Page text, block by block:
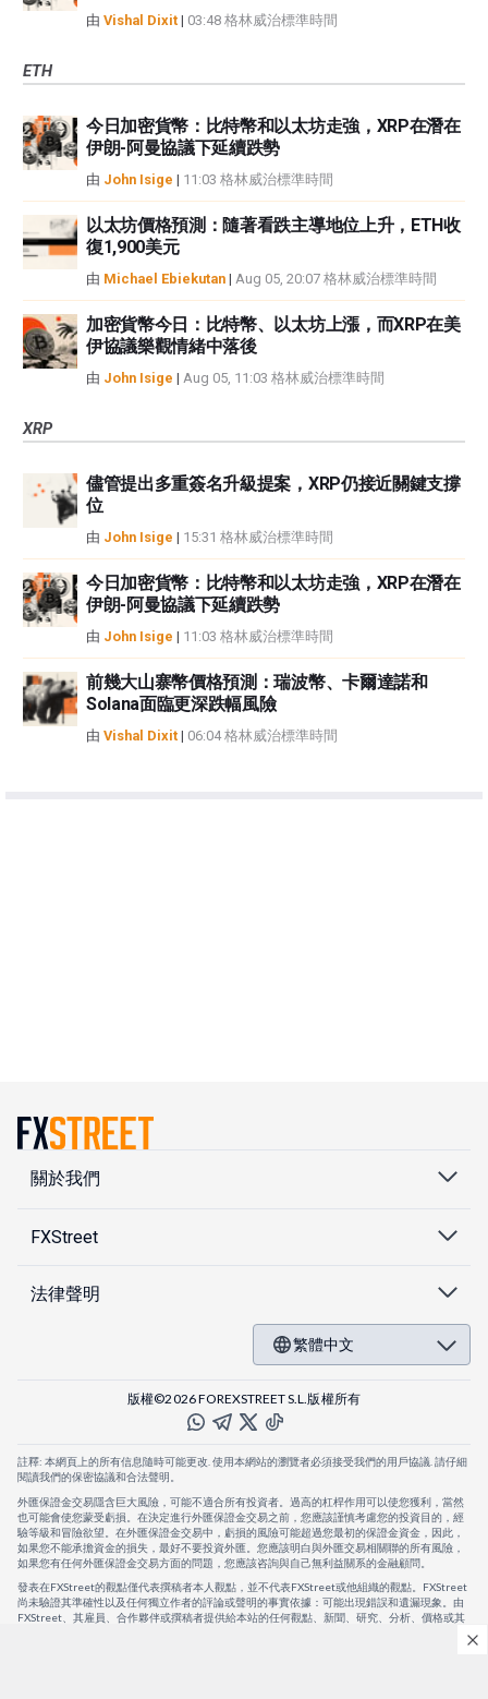
由 Vishal Dixit | 03:48 格林威治標準時間
ETH
今日加密貨幣：比特幣和以太坊走強，XRP在潛在
伊朗-阿曼協議下延續跌勢
由 John Isige | 11:03 格林威治標準時間
以太坊價格預測：隨著看跌主導地位上升，ETH收
復1,900美元
由 Michael Ebiekutan | Aug 05, 20:07 格林威治標準時間
加密貨幣今日：比特幣、以太坊上漲，而XRP在美
伊協議樂觀情緒中落後
由 John Isige | Aug 05, 11:03 格林威治標準時間
XRP
儘管提出多重簽名升級提案，XRP仍接近關鍵支撐
位
由 John Isige | 15:31 格林威治標準時間
今日加密貨幣：比特幣和以太坊走強，XRP在潛在
伊朗-阿曼協議下延續跌勢
由 John Isige | 11:03 格林威治標準時間
前幾大山寨幣價格預測：瑞波幣、卡爾達諾和
Solana面臨更深跌幅風險
由 Vishal Dixit | 06:04 格林威治標準時間
關於我們
FXStreet
法律聲明
繁體中文
版權©2026 FOREXSTREET S.L.版權所有
註釋: 本網頁上的所有信息隨時可能更改. 使用本網站的瀏覽者必須接受我們的用戶協議. 請仔細
閱讀我們的保密協議和合法聲明。
外匯保證金交易隱含巨大風險，可能不適合所有投資者。過高的杠桿作用可以使您獲利，當然
也可能會使您蒙受虧損。在決定進行外匯保證金交易之前，您應該謹慎考慮您的投資目的，經
驗等級和冒險欲望。在外匯保證金交易中，虧損的風險可能超過您最初的保證金資金，因此，
如果您不能承擔資金的損失，最好不要投資外匯。您應該明白與外匯交易相關聯的所有風險，
如果您有任何外匯保證金交易方面的問題，您應該咨詢與自己無利益關系的金融顧問。
發表在FXStreet的觀點僅代表撰稿者本人觀點，並不代表FXStreet或他組織的觀點。FXStreet
尚未驗證其準確性以及任何獨立作者的評論或聲明的事實依據：可能出現錯誤和遺漏現象。由
FXStreet、其雇員、合作夥伴或撰稿者提供給本站的任何觀點、新聞、研究、分析、價格或其